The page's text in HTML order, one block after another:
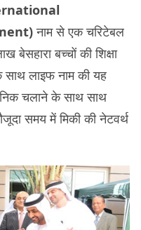
नाम से एक चरिटेबल
बेसहारा बच्चों की शिक्षा
साथ लाइफ नाम की यह
चलाने के साथ साथ
समय में मिकी की नेटवर्थ